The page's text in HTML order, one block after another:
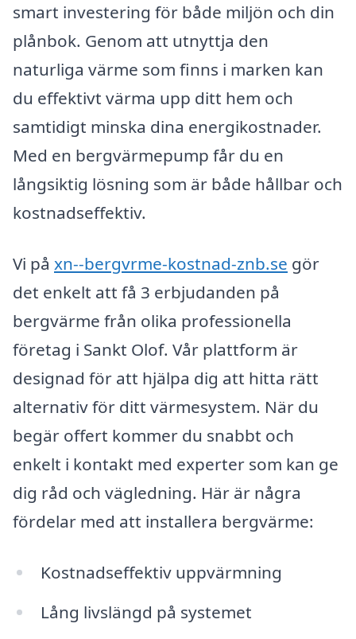
smart investering för både miljön och din
plånbok. Genom att utnyttja den
naturliga värme som finns i marken kan
du effektivt värma upp ditt hem och
samtidigt minska dina energikostnader.
Med en bergvärmepump får du en
långsiktig lösning som är både hållbar och
kostnadseffektiv.
Vi på xn--bergvrme-kostnad-znb.se gör
det enkelt att få 3 erbjudanden på
bergvärme från olika professionella
företag i Sankt Olof. Vår plattform är
designad för att hjälpa dig att hitta rätt
alternativ för ditt värmesystem. När du
begär offert kommer du snabbt och
enkelt i kontakt med experter som kan ge
dig råd och vägledning. Här är några
fördelar med att installera bergvärme:
Kostnadseffektiv uppvärmning
Lång livslängd på systemet